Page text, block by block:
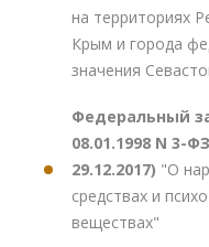
на территориях
Крым и города
значения
Федеральный
08.01.1998 N 3-
29.12.2017) "О
средствах и
веществах"